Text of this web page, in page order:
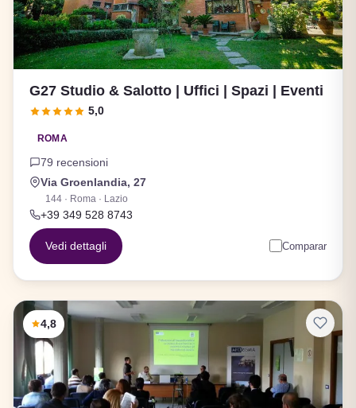
G27 Studio & Salotto | Uffici | Spazi | Eventi
5,0
ROMA
79 recensioni
Via Groenlandia, 27
144 · Roma · Lazio
+39 349 528 8743
Vedi dettagli Comparar
4,8